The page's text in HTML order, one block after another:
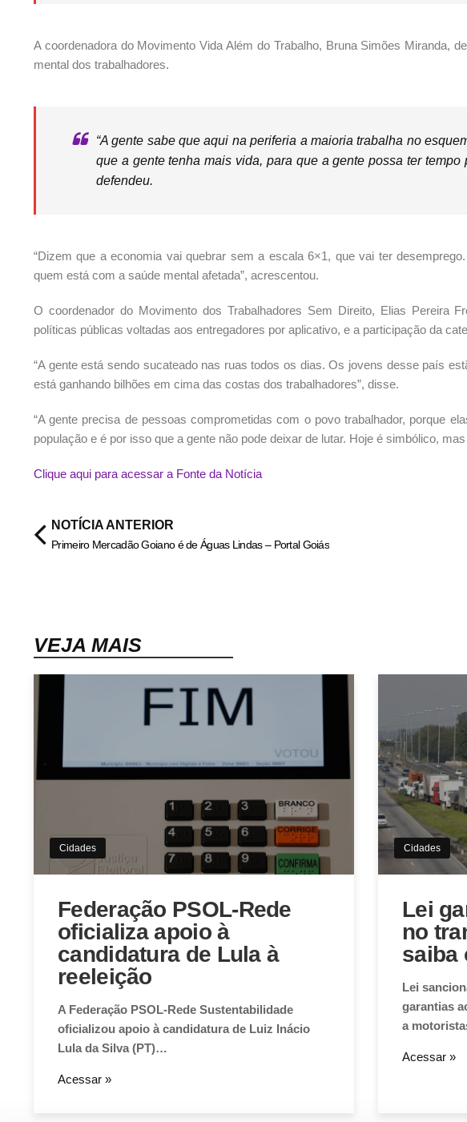
A coordenadora do Movimento Vida Além do Trabalho, Bruna Simões Miranda,
mental dos trabalhadores.
“A gente sabe que aqui na periferia a maioria trabalha no
que a gente tenha mais vida, para que a gente possa ter
defendeu.
“Dizem que a economia vai quebrar sem a escala 6×1, que vai ter
quem está com a saúde mental afetada”, acrescentou.
O coordenador do Movimento dos Trabalhadores Sem Direito, Elias Pereira
políticas públicas voltadas aos entregadores por aplicativo, e a participação da
“A gente está sendo sucateado nas ruas todos os dias. Os jovens desse país
está ganhando bilhões em cima das costas dos trabalhadores”, disse.
“A gente precisa de pessoas comprometidas com o povo trabalhador, porque
população e é por isso que a gente não pode deixar de lutar. Hoje é simbólico,
Clique aqui para acessar a Fonte da Notícia
NOTÍCIA ANTERIOR
Primeiro Mercadão Goiano é de Águas Lindas – Portal Goiás
VEJA MAIS
Cidades
Federação PSOL-Rede
oficializa apoio à
candidatura de Lula à
reeleição
A Federação PSOL-Rede Sustentabilidade
oficializou apoio à candidatura de Luiz Inácio
Lula da Silva (PT)…
Acessar »
Cidades
Lei
no
saiba
Lei
garantias
a
Acessar »